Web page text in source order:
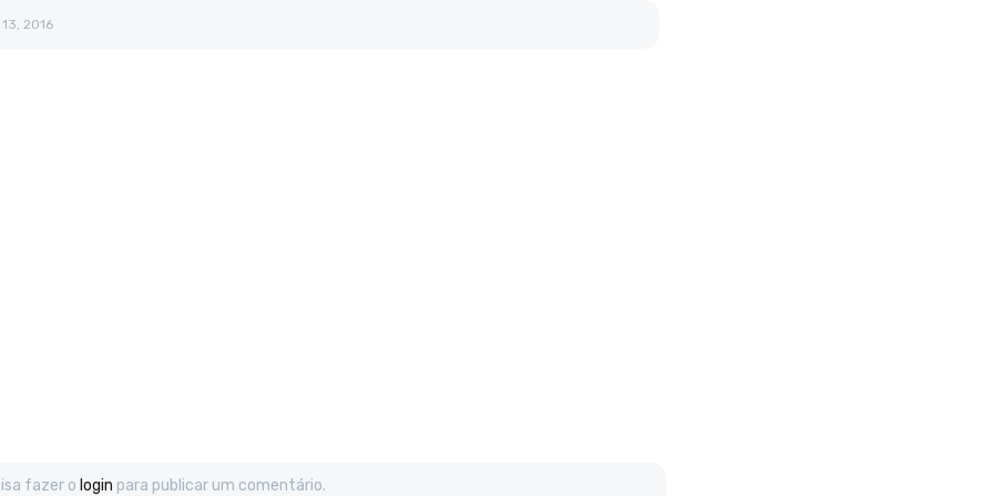
2016
fazer o login para publicar um comentário.